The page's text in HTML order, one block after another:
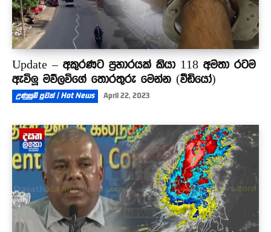
Update – අකුරණට ප්‍රහාරයක් කියා 118 අමතා රටම
ඇවිලූ මව්ලවිගේ තොරතුරු මෙන්න (වීඩියෝ)
උණුසුම් පුවත් | Hot News April 22, 2023